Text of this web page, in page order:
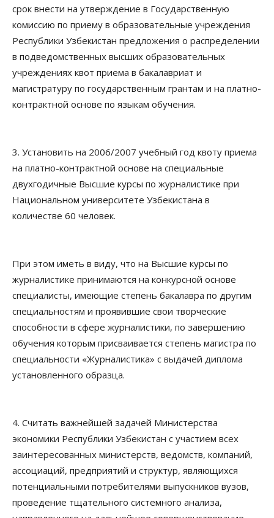
срок внести на утверждение в Государственную
комиссию по приему в образовательные учреждения
Республики Узбекистан предложения о распределении
в подведомственных высших образовательных
учреждениях квот приема в бакалавриат и
магистратуру по государственным грантам и на платно-
контрактной основе по языкам обучения.
3. Установить на 2006/2007 учебный год квоту приема
на платно-контрактной основе на специальные
двухгодичные Высшие курсы по журналистике при
Национальном университете Узбекистана в
количестве 60 человек.
При этом иметь в виду, что на Высшие курсы по
журналистике принимаются на конкурсной основе
специалисты, имеющие степень бакалавра по другим
специальностям и проявившие свои творческие
способности в сфере журналистики, по завершению
обучения которым присваивается степень магистра по
специальности «Журналистика» с выдачей диплома
установленного образца.
4. Считать важнейшей задачей Министерства
экономики Республики Узбекистан с участием всех
заинтересованных министерств, ведомств, компаний,
ассоциаций, предприятий и структур, являющихся
потенциальными потребителями выпускников вузов,
проведение тщательного системного анализа,